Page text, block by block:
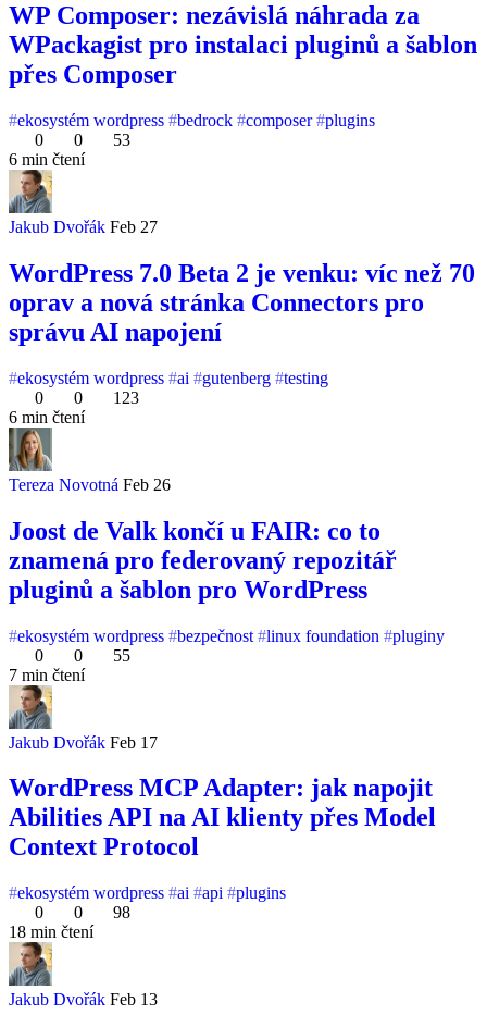
WP Composer: nezávislá náhrada za
WPackagist pro instalaci pluginů a šablon
přes Composer
ekosystém wordpress bedrock composer
plugins
0
0
53
6 min čtení
Jakub Dvořák Feb 27
WordPress 7.0 Beta 2 je venku: víc než 70
oprav a nová stránka Connectors pro
správu AI napojení
ekosystém wordpress ai gutenberg
testing
0
0
123
6 min čtení
Tereza Novotná Feb 26
Joost de Valk končí u FAIR: co to
znamená pro federovaný repozitář
pluginů a šablon pro WordPress
ekosystém wordpress bezpečnost linux foundation
pluginy
0
0
55
7 min čtení
Jakub Dvořák Feb 17
WordPress MCP Adapter: jak napojit
Abilities API na AI klienty přes Model
Context Protocol
ekosystém wordpress ai api
plugins
0
0
98
18 min čtení
Jakub Dvořák Feb 13